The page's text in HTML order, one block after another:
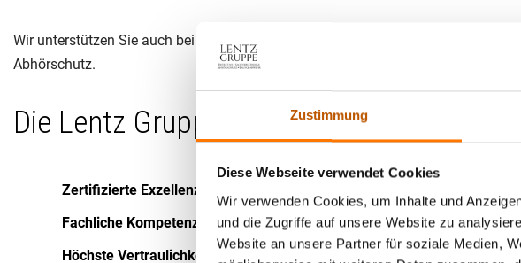
Zustimmung
Diese Webseite verwendet Cookies
Wir verwenden Cookies, um Inhalte und
und die Zugriffe auf unsere Website zu
Website an unsere Partner für soziale Medien,
Wir unterstützen Sie auch bei baubegleitenden und bauplanenden Maßnahmen
Abhörschutz.
Die Lentz Gruppe®: Ihre erste Wahl für
Zertifizierte Exzellenz:
Fachliche Kompetenz:
Unsere erfahrenen Spezialisten kombinieren
Höchste Vertraulichkeit:
Durch den Verzicht auf Subunternehmer